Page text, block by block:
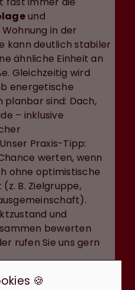
und
Wohnung in der
kann deutlich stabiler
ähnliche Einheit an
Gleichzeitig wird
energetische
planbar sind: Dach,
– inklusive
Praxis-Tipp:
werten, wenn
ohne optimistische
B. Zielgruppe,
und
bewerten
rufen Sie uns gern
🍪